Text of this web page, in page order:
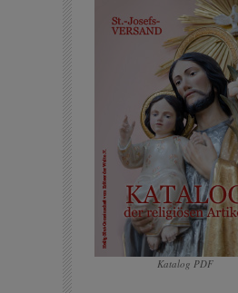
Katalog PDF